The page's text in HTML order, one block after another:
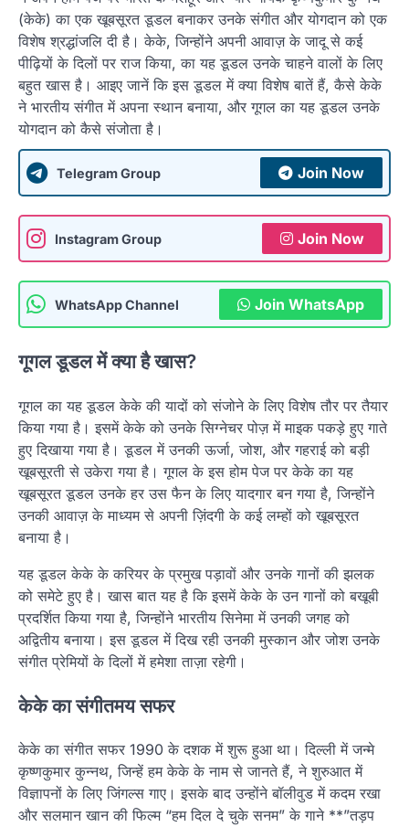
(केके) का एक खूबसूरत डूडल बनाकर उनके संगीत और योगदान को एक
विशेष श्रद्धांजलि दी है। केके, जिन्होंने अपनी आवाज़ के जादू से कई
पीढ़ियों के दिलों पर राज किया, का यह डूडल उनके चाहने वालों के लिए
बहुत खास है। आइए जानें कि इस डूडल में क्या विशेष बातें हैं, कैसे केके
ने भारतीय संगीत में अपना स्थान बनाया, और गूगल का यह डूडल उनके
योगदान को कैसे संजोता है।
Telegram Group Join Now
Instagram Group Join Now
WhatsApp Channel Join WhatsApp
गूगल डूडल में क्या है खास?
गूगल का यह डूडल केके की यादों को संजोने के लिए विशेष तौर पर तैयार
किया गया है। इसमें केके को उनके सिग्नेचर पोज़ में माइक पकड़े हुए गाते
हुए दिखाया गया है। डूडल में उनकी ऊर्जा, जोश, और गहराई को बड़ी
खूबसूरती से उकेरा गया है। गूगल के इस होम पेज पर केके का यह
खूबसूरत डूडल उनके हर उस फैन के लिए यादगार बन गया है, जिन्होंने
उनकी आवाज़ के माध्यम से अपनी ज़िंदगी के कई लम्हों को खूबसूरत
बनाया है।
यह डूडल केके के करियर के प्रमुख पड़ावों और उनके गानों की झलक
को समेटे हुए है। खास बात यह है कि इसमें केके के उन गानों को बखूबी
प्रदर्शित किया गया है, जिन्होंने भारतीय सिनेमा में उनकी जगह को
अद्वितीय बनाया। इस डूडल में दिख रही उनकी मुस्कान और जोश उनके
संगीत प्रेमियों के दिलों में हमेशा ताज़ा रहेगी।
केके का संगीतमय सफर
केके का संगीत सफर 1990 के दशक में शुरू हुआ था। दिल्ली में जन्मे
कृष्णकुमार कुन्नथ, जिन्हें हम केके के नाम से जानते हैं, ने शुरुआत में
विज्ञापनों के लिए जिंगल्स गाए। इसके बाद उन्होंने बॉलीवुड में कदम रखा
और सलमान खान की फिल्म “हम दिल दे चुके सनम” के गाने **”तड़प